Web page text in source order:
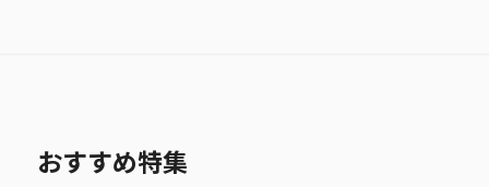
おすすめ特集